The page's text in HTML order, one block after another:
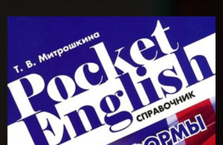
Справочник содержит подробные сведения о
способах словообразования английских имен
существительных прилагательных глаго...